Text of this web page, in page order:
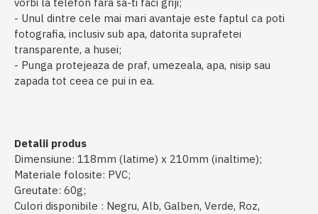
- Unul dintre cele mai mari avantaje este faptul ca poti
fotografia, inclusiv sub apa, datorita suprafetei
transparente, a husei;
- Punga protejeaza de praf, umezeala, apa, nisip sau
zapada tot ceea ce pui in ea.
Detalii produs
Dimensiune: 118mm (latime) x 210mm (inaltime);
Materiale folosite: PVC;
Greutate: 60g;
Culori disponibile : Negru, Alb, Galben, Verde, Roz,